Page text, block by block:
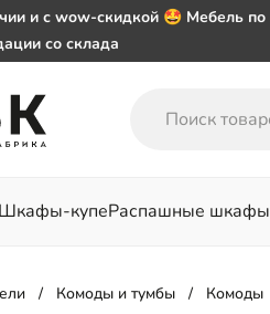
и с wow-скидкой 🤩 Мебель по
со склада
50 000 ₽
Whatsapp переехал на номер
Шкафы-купеРаспашные шкафы
Для гостиной Для спальни
Комоды и тумбы Комоды